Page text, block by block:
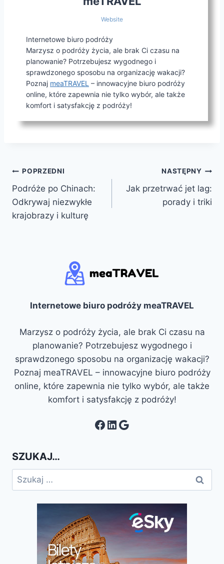
Website
Internetowe biuro podróży
Marzysz o podróży życia, ale brak Ci czasu na
planowanie? Potrzebujesz wygodnego i
sprawdzonego sposobu na organizację wakacji?
Poznaj meaTRAVEL – innowacyjne biuro podróży
online, które zapewnia nie tylko wybór, ale także
komfort i satysfakcję z podróży!
Nawigacja
wpisu
POPRZEDNI
Podróże po Chinach:
Odkrywaj niezwykłe
krajobrazy i kulturę
NASTĘPNY
Jak przetrwać jet lag:
porady i triki
Internetowe biuro podróży meaTRAVEL
Marzysz o podróży życia, ale brak Ci czasu na
planowanie? Potrzebujesz wygodnego i
sprawdzonego sposobu na organizację wakacji?
Poznaj meaTRAVEL – innowacyjne biuro podróży
online, które zapewnia nie tylko wybór, ale także
komfort i satysfakcję z podróży!
Facebook
LinkedIn
Google
SZUKAJ…
Szukaj: